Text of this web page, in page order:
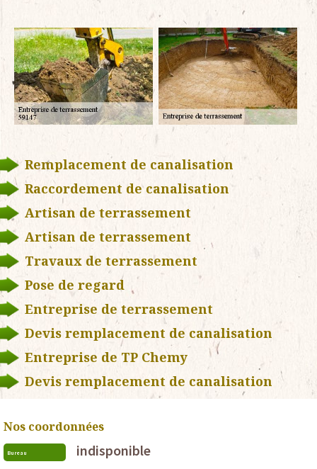
Remplacement de canalisation
Raccordement de canalisation
Artisan de terrassement
Artisan de terrassement
Travaux de terrassement
Pose de regard
Entreprise de terrassement
Devis remplacement de canalisation
Entreprise de TP Chemy
Devis remplacement de canalisation
Nos coordonnées
Bureau indisponible